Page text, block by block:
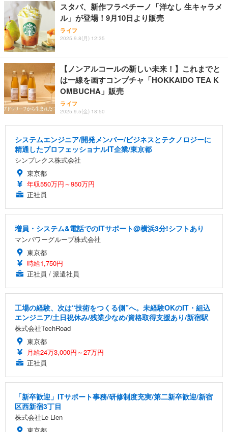
スタバ、新作フラペチーノ「洋なし 生キャラメ
ル」が登場！9月10日より販売
ライフ
2025.9.8(月) 12:35
【ノンアルコールの新しい未来！】これまでと
は一線を画すコンブチャ「HOKKAIDO TEA K
OMBUCHA」販売
ライフ
2025.9.5(金) 18:50
システムエンジニア/開発メンバー/ビジネスとテクノロジーに
精通したプロフェッショナルIT企業/東京都
シンプレクス株式会社
東京都
年収550万円～950万円
正社員
増員・システム&電話でのITサポート@横浜3分!シフトあり
マンパワーグループ株式会社
東京都
時給1,750円
正社員 / 派遣社員
工場の経験、次は“技術をつくる側”へ。未経験OKのIT・組込
エンジニア/土日祝休み/残業少なめ/資格取得支援あり/新宿駅
株式会社TechRoad
東京都
月給24万3,000円～27万円
正社員
「新卒歓迎」ITサポート事務/研修制度充実/第二新卒歓迎/新宿
区西新宿3丁目
株式会社Le Lien
東京都